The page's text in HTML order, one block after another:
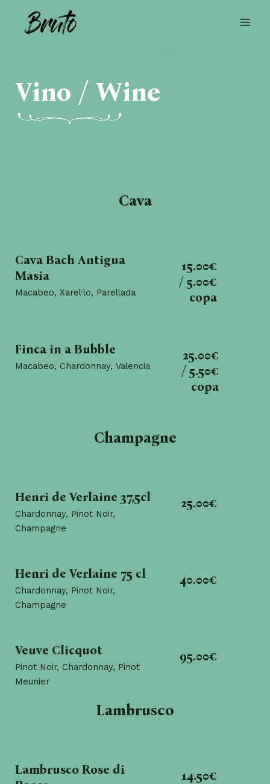
content
Vino / Wine
Cava
Cava Bach Antigua
Masia
Macabeo, Xarel·lo, Parellada
15.00€
/ 5.00€
copa
Finca in a Bubble
Macabeo, Chardonnay, Valencia
25.00€
/ 5.50€
copa
Champagne
Henri de Verlaine 37,5cl
Chardonnay, Pinot Noir,
Champagne
25.00€
Henri de Verlaine 75 cl
Chardonnay, Pinot Noir,
Champagne
40.00€
Veuve Clicquot
Pinot Noir, Chardonnay, Pinot
Meunier
95.00€
Lambrusco
Lambrusco Rose di
14.50€